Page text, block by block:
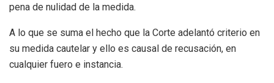
pena de nulidad de la medida.
A lo que se suma el hecho que la Corte adelantó criterio en
su medida cautelar y ello es causal de recusación, en
cualquier fuero e instancia.